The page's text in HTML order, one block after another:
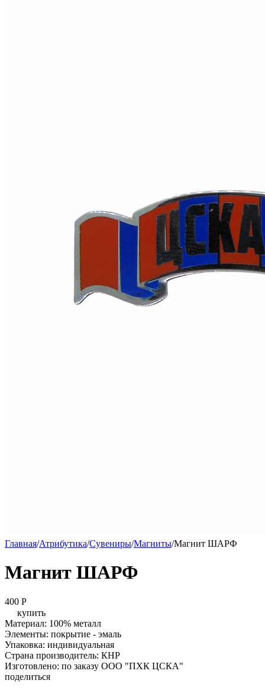
Главная/Атрибутика/Сувениры/Магниты/Магнит ШАРФ
Магнит ШАРФ
400 P
купить
Материал: 100% металл
Элементы: покрытие - эмаль
Упаковка: индивидуальная
Страна производитель: КНР
Изготовлено: по заказу ООО "ПХК ЦСКА"
поделиться